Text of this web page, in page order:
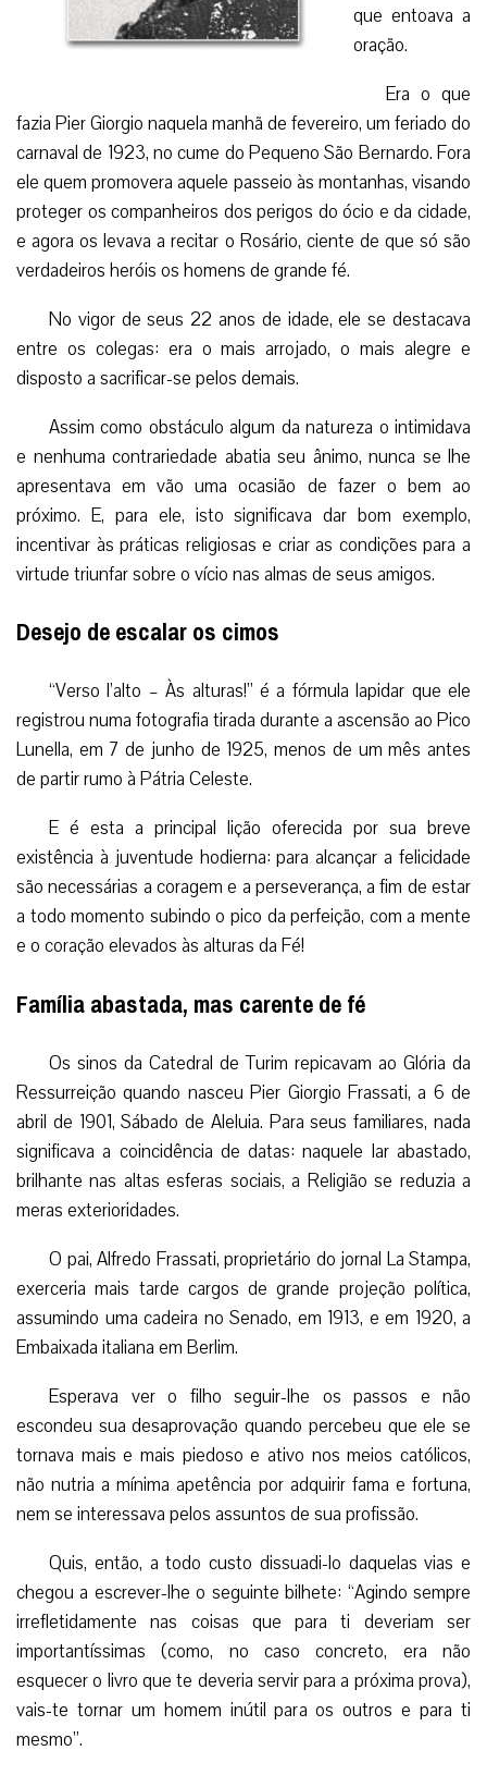
que entoava a
oração.
Era o que
fazia Pier Giorgio naquela manhã de fevereiro, um feriado do
carnaval de 1923, no cume do Pequeno São Bernardo. Fora
ele quem promovera aquele passeio às montanhas, visando
proteger os companheiros dos perigos do ócio e da cidade,
e agora os levava a recitar o Rosário, ciente de que só são
verdadeiros heróis os homens de grande fé.
No vigor de seus 22 anos de idade, ele se destacava
entre os colegas: era o mais arrojado, o mais alegre e
disposto a sacrificar-se pelos demais.
Assim como obstáculo algum da natureza o intimidava
e nenhuma contrariedade abatia seu ânimo, nunca se lhe
apresentava em vão uma ocasião de fazer o bem ao
próximo. E, para ele, isto significava dar bom exemplo,
incentivar às práticas religiosas e criar as condições para a
virtude triunfar sobre o vício nas almas de seus amigos.
Desejo de escalar os cimos
“Verso l’alto – Às alturas!” é a fórmula lapidar que ele
registrou numa fotografia tirada durante a ascensão ao Pico
Lunella, em 7 de junho de 1925, menos de um mês antes
de partir rumo à Pátria Celeste.
E é esta a principal lição oferecida por sua breve
existência à juventude hodierna: para alcançar a felicidade
são necessárias a coragem e a perseverança, a fim de estar
a todo momento subindo o pico da perfeição, com a mente
e o coração elevados às alturas da Fé!
Família abastada, mas carente de fé
Os sinos da Catedral de Turim repicavam ao Glória da
Ressurreição quando nasceu Pier Giorgio Frassati, a 6 de
abril de 1901, Sábado de Aleluia. Para seus familiares, nada
significava a coincidência de datas: naquele lar abastado,
brilhante nas altas esferas sociais, a Religião se reduzia a
meras exterioridades.
O pai, Alfredo Frassati, proprietário do jornal La Stampa,
exerceria mais tarde cargos de grande projeção política,
assumindo uma cadeira no Senado, em 1913, e em 1920, a
Embaixada italiana em Berlim.
Esperava ver o filho seguir-lhe os passos e não
escondeu sua desaprovação quando percebeu que ele se
tornava mais e mais piedoso e ativo nos meios católicos,
não nutria a mínima apetência por adquirir fama e fortuna,
nem se interessava pelos assuntos de sua profissão.
Quis, então, a todo custo dissuadi-lo daquelas vias e
chegou a escrever-lhe o seguinte bilhete: “Agindo sempre
irrefletidamente nas coisas que para ti deveriam ser
importantíssimas (como, no caso concreto, era não
esquecer o livro que te deveria servir para a próxima prova),
vais-te tornar um homem inútil para os outros e para ti
mesmo”.